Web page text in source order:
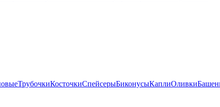
ТрубочкиКосточкиСпейсерыБиконусыКаплиОливки